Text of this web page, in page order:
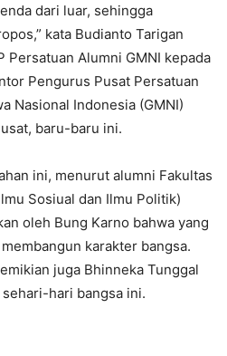
dari luar, sehingga
kata Budianto Tarigan
Persatuan Alumni GMNI kepada
Pengurus Pusat Persatuan
Nasional Indonesia (GMNI)
baru-baru ini.
ini, menurut alumni Fakultas
Sosiual dan Ilmu Politik)
oleh Bung Karno bahwa yang
karakter bangsa.
juga Bhinneka Tunggal
hari bangsa ini.